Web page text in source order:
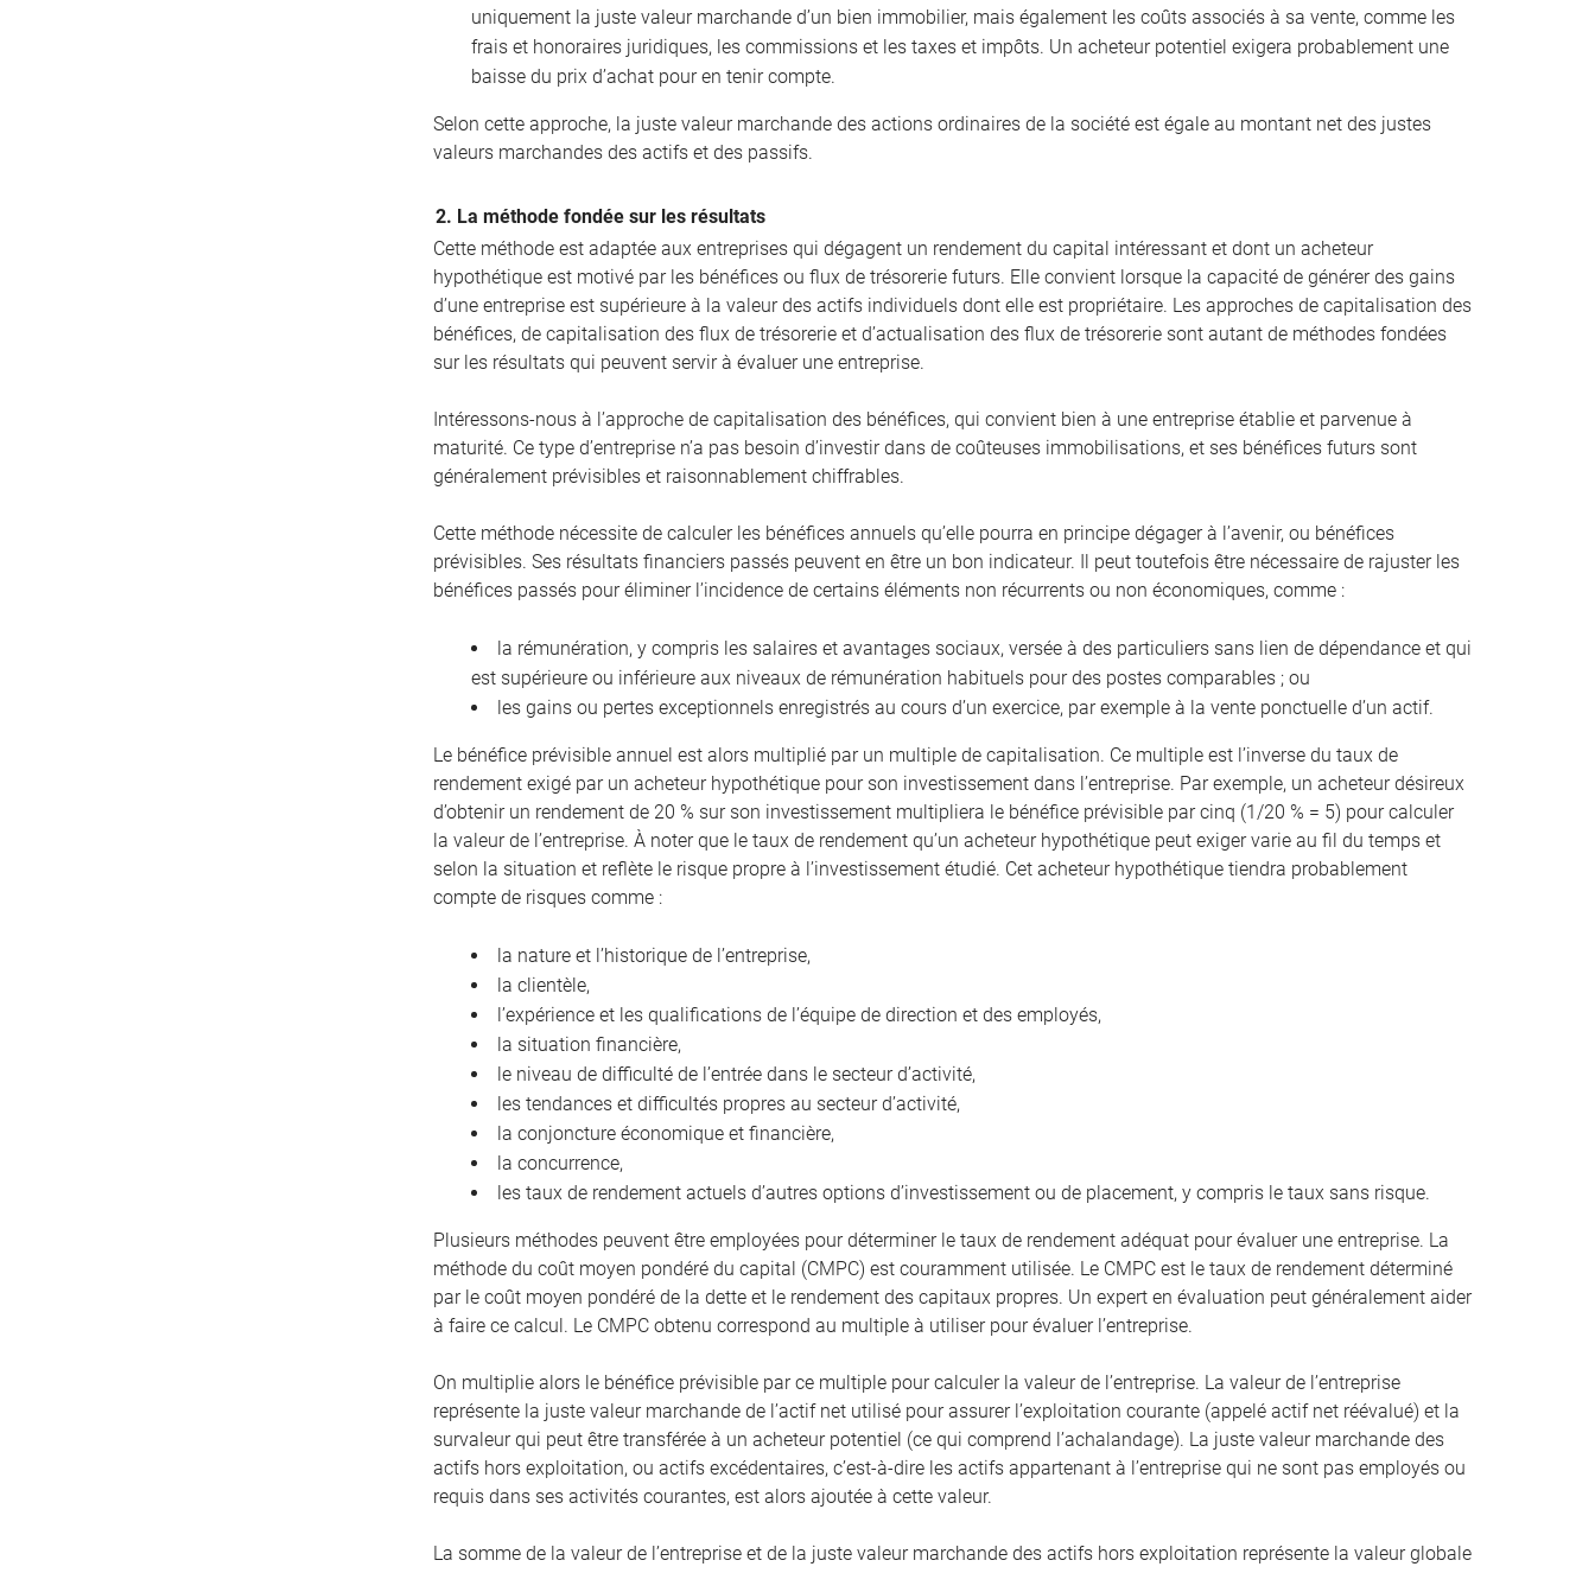
uniquement la juste valeur marchande d’un bien immobilier, mais également les coûts associés à sa vente, comme les
frais et honoraires juridiques, les commissions et les taxes et impôts. Un acheteur potentiel exigera probablement une
baisse du prix d’achat pour en tenir compte.
Selon cette approche, la juste valeur marchande des actions ordinaires de la société est égale au montant net des justes
valeurs marchandes des actifs et des passifs.
2. La méthode fondée sur les résultats
Cette méthode est adaptée aux entreprises qui dégagent un rendement du capital intéressant et dont un acheteur
hypothétique est motivé par les bénéfices ou flux de trésorerie futurs. Elle convient lorsque la capacité de générer des gains
d’une entreprise est supérieure à la valeur des actifs individuels dont elle est propriétaire. Les approches de capitalisation des
bénéfices, de capitalisation des flux de trésorerie et d’actualisation des flux de trésorerie sont autant de méthodes fondées
sur les résultats qui peuvent servir à évaluer une entreprise.
Intéressons-nous à l’approche de capitalisation des bénéfices, qui convient bien à une entreprise établie et parvenue à
maturité. Ce type d’entreprise n’a pas besoin d’investir dans de coûteuses immobilisations, et ses bénéfices futurs sont
généralement prévisibles et raisonnablement chiffrables.
Cette méthode nécessite de calculer les bénéfices annuels qu’elle pourra en principe dégager à l’avenir, ou bénéfices
prévisibles. Ses résultats financiers passés peuvent en être un bon indicateur. Il peut toutefois être nécessaire de rajuster les
bénéfices passés pour éliminer l’incidence de certains éléments non récurrents ou non économiques, comme :
la rémunération, y compris les salaires et avantages sociaux, versée à des particuliers sans lien de dépendance et qui
est supérieure ou inférieure aux niveaux de rémunération habituels pour des postes comparables ; ou
les gains ou pertes exceptionnels enregistrés au cours d’un exercice, par exemple à la vente ponctuelle d’un actif.
Le bénéfice prévisible annuel est alors multiplié par un multiple de capitalisation. Ce multiple est l’inverse du taux de
rendement exigé par un acheteur hypothétique pour son investissement dans l’entreprise. Par exemple, un acheteur désireux
d’obtenir un rendement de 20 % sur son investissement multipliera le bénéfice prévisible par cinq (1/20 % = 5) pour calculer
la valeur de l’entreprise. À noter que le taux de rendement qu’un acheteur hypothétique peut exiger varie au fil du temps et
selon la situation et reflète le risque propre à l’investissement étudié. Cet acheteur hypothétique tiendra probablement
compte de risques comme :
la nature et l’historique de l’entreprise,
la clientèle,
l’expérience et les qualifications de l’équipe de direction et des employés,
la situation financière,
le niveau de difficulté de l’entrée dans le secteur d’activité,
les tendances et difficultés propres au secteur d’activité,
la conjoncture économique et financière,
la concurrence,
les taux de rendement actuels d’autres options d’investissement ou de placement, y compris le taux sans risque.
Plusieurs méthodes peuvent être employées pour déterminer le taux de rendement adéquat pour évaluer une entreprise. La
méthode du coût moyen pondéré du capital (CMPC) est couramment utilisée. Le CMPC est le taux de rendement déterminé
par le coût moyen pondéré de la dette et le rendement des capitaux propres. Un expert en évaluation peut généralement aider
à faire ce calcul. Le CMPC obtenu correspond au multiple à utiliser pour évaluer l’entreprise.
On multiplie alors le bénéfice prévisible par ce multiple pour calculer la valeur de l’entreprise. La valeur de l’entreprise
représente la juste valeur marchande de l’actif net utilisé pour assurer l’exploitation courante (appelé actif net réévalué) et la
survaleur qui peut être transférée à un acheteur potentiel (ce qui comprend l’achalandage). La juste valeur marchande des
actifs hors exploitation, ou actifs excédentaires, c’est-à-dire les actifs appartenant à l’entreprise qui ne sont pas employés ou
requis dans ses activités courantes, est alors ajoutée à cette valeur.
La somme de la valeur de l’entreprise et de la juste valeur marchande des actifs hors exploitation représente la valeur globale